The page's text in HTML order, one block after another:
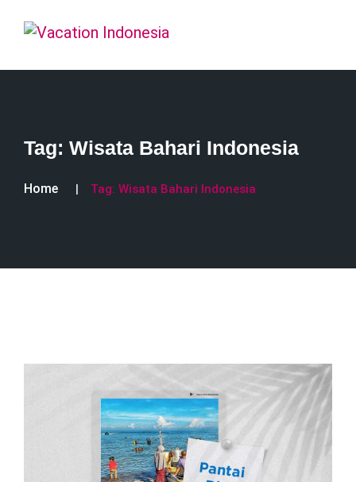
Tag: Wisata Bahari Indonesia
Home Tag: Wisata Bahari Indonesia